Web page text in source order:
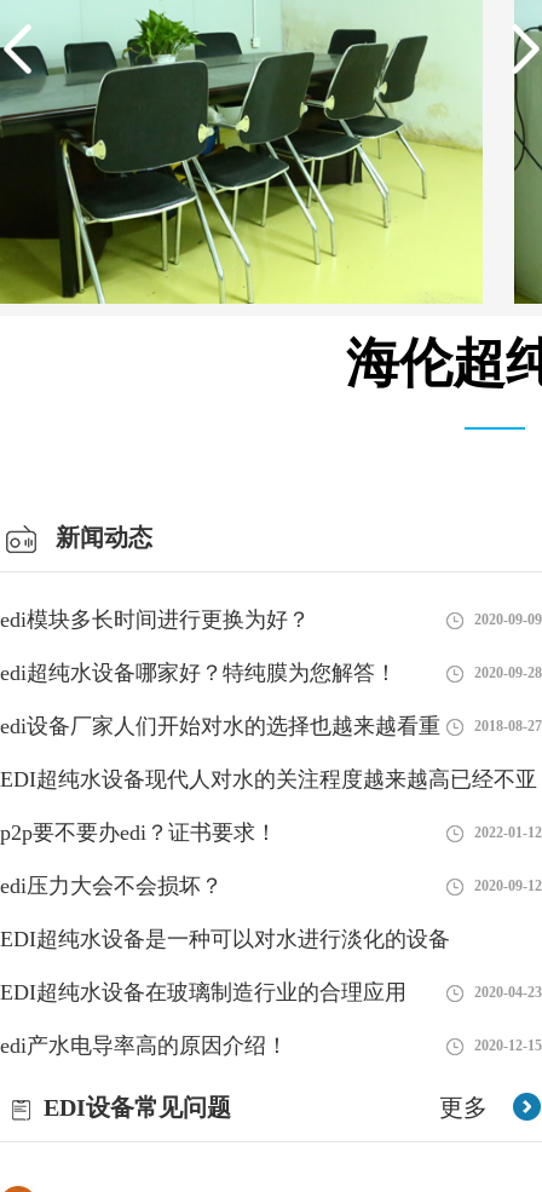
海伦超
新闻动态
edi模块多长时间进行更换为好？ 2020-09-09
edi超纯水设备哪家好？特纯膜为您解答！ 2020-09-28
edi设备厂家人们开始对水的选择也越来越看重 2018-08-27
EDI超纯水设备现代人对水的关注程度越来越高已经不亚
于食品 2018-08-27
p2p要不要办edi？证书要求！ 2022-01-12
edi压力大会不会损坏？ 2020-09-12
EDI超纯水设备是一种可以对水进行淡化的设备
2018-08-28
EDI超纯水设备在玻璃制造行业的合理应用 2020-04-23
edi产水电导率高的原因介绍！ 2020-12-15
更多
EDI设备常见问题
EDI标准文件咋读？方法分享！
EDI的标准文件我们可能比较怕见到，因为不仅对其不了解，甚至
应该咱读这类文件呢？
申请EDI要不要网站？测评介绍！
众所周知申请EDI的流程是比较麻烦的，其中不仅体现在跑来跑去
要不要网站测评呢？